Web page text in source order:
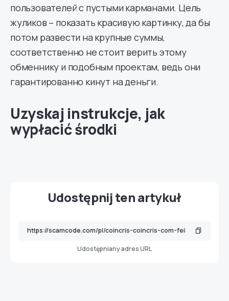
пользователей с пустыми карманами. Цель
жуликов – показать красивую картинку, да бы
потом развести на крупные суммы,
соответственно не стоит верить этому
обменнику и подобным проектам, ведь они
гарантированно кинут на деньги.
Uzyskaj instrukcje, jak
wypłacić środki
Udostępnij ten artykuł
Udostępniany adres URL